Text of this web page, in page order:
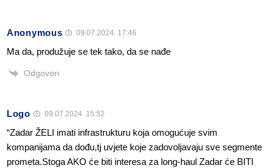
Anonymous 09.07.2024. 17:46
Ma da, produžuje se tek tako, da se nađe
Odgovori
Logo 09.07.2024. 15:52
“Zadar ŽELI imati infrastrukturu koja omogućuje svim
kompanijama da dođu,tj uvjete koje zadovoljavaju sve segmente
prometa.Stoga AKO će biti interesa za long-haul Zadar će BITI